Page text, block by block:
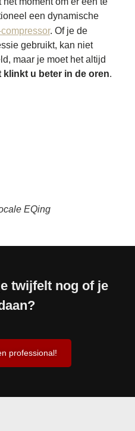
een dynamische
. Of je de
gebruikt, kan niet
maar je moet het altijd
klinkt u beter in de oren.
EQing
twijfelt nog of je
professional!